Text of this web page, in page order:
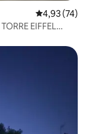
4,93 de uma
4,93 (74)
EIFFEL